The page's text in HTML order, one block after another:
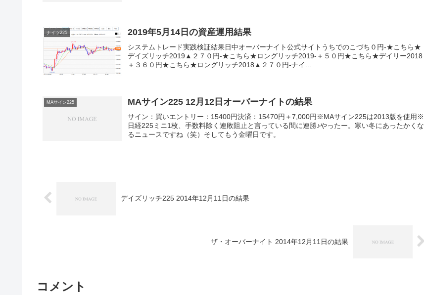
ナイツ225 2019年5月14日の資産運用結果
システムトレード実践検証結果日中オーバーナイト公式サイトうちでのこづち０円-★こちら★
デイズリッチ2019▲２７０円-★こちら★ロングリッチ2019-＋５０円★こちら★デイリー2018
＋３６０円★こちら★ロングリッチ2018▲２７０円-ナイ...
MAサイン225 MAサイン225 12月12日オーバーナイトの結果
サイン：買いエントリー：15400円決済：15470円＋7,000円※MAサイン225は2013版を使用※
日経225ミニ1枚、手数料除く連敗阻止と言っている間に連勝♪やったー。寒い冬にあったかくな
るニュースですね（笑）そしてもう金曜日です。
デイズリッチ225 2014年12月11日の結果
ザ・オーバーナイト 2014年12月11日の結果
コメント